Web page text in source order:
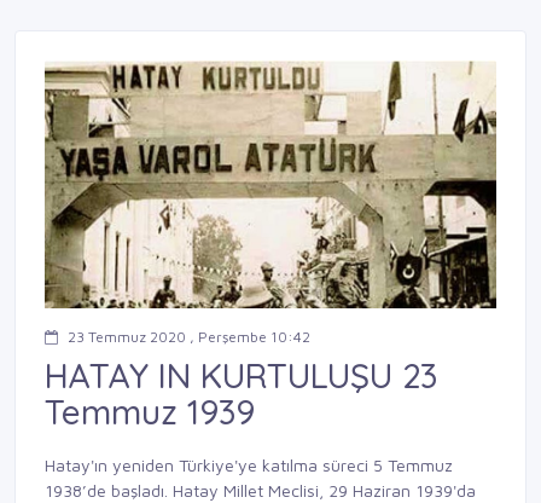
23 Temmuz 2020 , Perşembe 10:42
HATAY IN KURTULUŞU 23
Temmuz 1939
Hatay'ın yeniden Türkiye'ye katılma süreci 5 Temmuz
1938’de başladı. Hatay Millet Meclisi, 29 Haziran 1939'da